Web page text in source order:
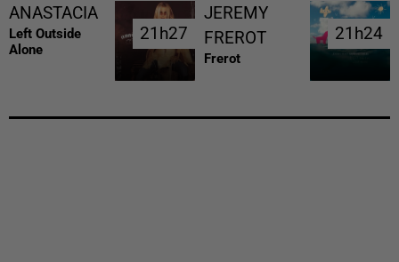
ANASTACIA
Left Outside
Alone
21h27
21h27
JEREMY
FREROT
Frerot
21h24
21h24